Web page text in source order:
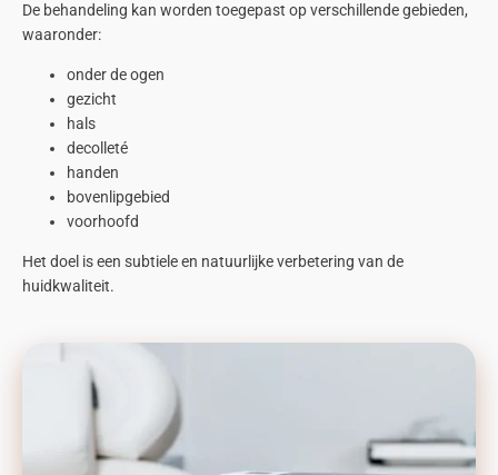
De behandeling kan worden toegepast op verschillende gebieden,
waaronder:
onderde ogen
gezicht
hals
decolleté
handen
bovenlipgebied
voorhoofd
Het doel is een subtiele en natuurlijke verbetering van de
huidkwaliteit.